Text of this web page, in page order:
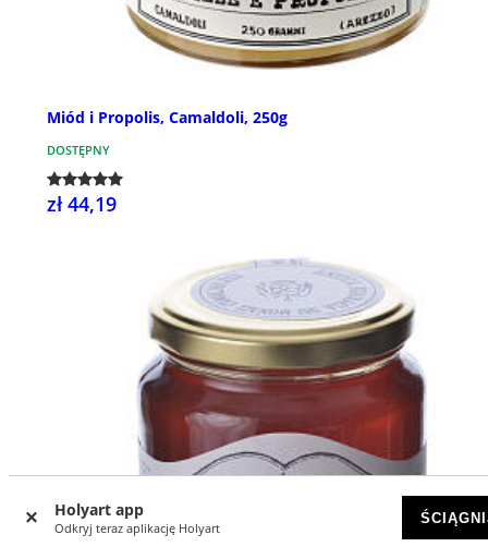
Holyart app
Odkryj teraz aplikację Holyart
Miód i Propolis, Camaldoli, 250g
DOSTĘPNY
zł 44,19